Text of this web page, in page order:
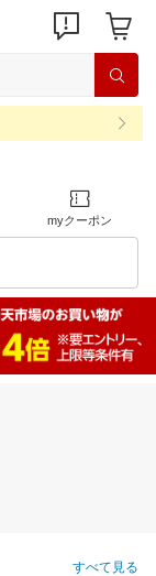
myクーポン
すべて見る